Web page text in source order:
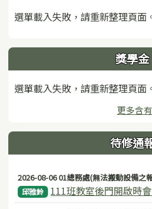
選單載入失敗，請重新整理頁面
獎學金
選單載入失敗，請重新整理頁面
更多含
待修通
2026-08-06 01總務處(無法搬動設備之
邱雅鈴 111班教室後門開啟時